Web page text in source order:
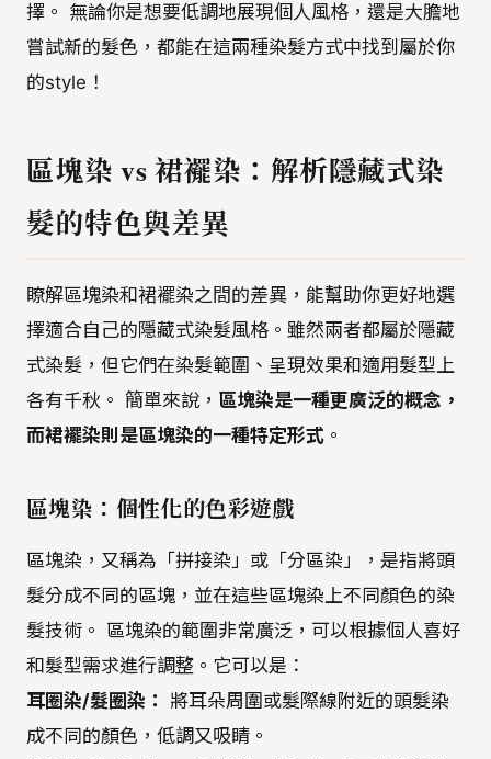
擇。 無論你是想要低調地展現個人風格，還是大膽地
嘗試新的髮色，都能在這兩種染髮方式中找到屬於你
的style！
區塊染 vs 裙襬染：解析隱藏式染
髮的特色與差異
瞭解區塊染和裙襬染之間的差異，能幫助你更好地選
擇適合自己的隱藏式染髮風格。雖然兩者都屬於隱藏
式染髮，但它們在染髮範圍、呈現效果和適用髮型上
各有千秋。 簡單來說， 區塊染是一種更廣泛的概念，
而裙襬染則是區塊染的一種特定形式 。
區塊染：個性化的色彩遊戲
區塊染，又稱為「拼接染」或「分區染」，是指將頭
髮分成不同的區塊，並在這些區塊染上不同顏色的染
髮技術。 區塊染的範圍非常廣泛，可以根據個人喜好
和髮型需求進行調整。它可以是：
耳圈染/髮圈染：
將耳朵周圍或髮際線附近的頭髮染
成不同的顏色，低調又吸睛。